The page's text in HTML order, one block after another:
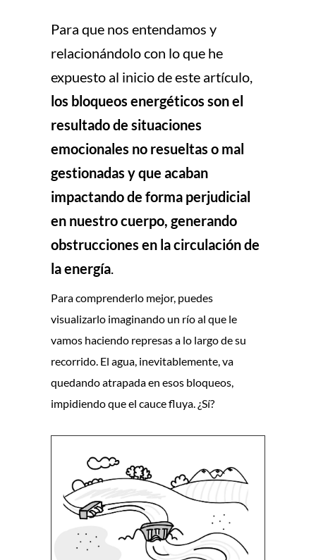
Para que nos entendamos y
relacionándolo con lo que he
expuesto al inicio de este artículo,
los bloqueos energéticos son el
resultado de situaciones
emocionales no resueltas o mal
gestionadas y que acaban
impactando de forma perjudicial
en nuestro cuerpo, generando
obstrucciones en la circulación de
la energía.
Para comprenderlo mejor, puedes
visualizarlo imaginando un río al que le
vamos haciendo represas a lo largo de su
recorrido. El agua, inevitablemente, va
quedando atrapada en esos bloqueos,
impidiendo que el cauce fluya. ¿Sí?